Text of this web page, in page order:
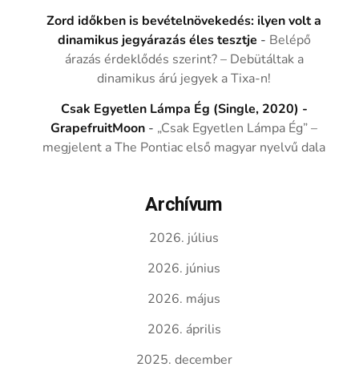
Zord időkben is bevételnövekedés: ilyen volt a
dinamikus jegyárazás éles tesztje - Belépő
árazás érdeklődés szerint? – Debütáltak a
dinamikus árú jegyek a Tixa-n!
Csak Egyetlen Lámpa Ég (Single, 2020) -
GrapefruitMoon - „Csak Egyetlen Lámpa Ég” –
megjelent a The Pontiac első magyar nyelvű dala
Archívum
2026. július
2026. június
2026. május
2026. április
2025. december